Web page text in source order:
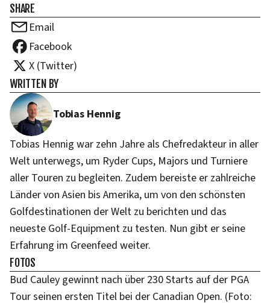
SHARE
Email
Facebook
X (Twitter)
WRITTEN BY
Tobias Hennig
Tobias Hennig war zehn Jahre als Chefredakteur in aller
Welt unterwegs, um Ryder Cups, Majors und Turniere
aller Touren zu begleiten. Zudem bereiste er zahlreiche
Länder von Asien bis Amerika, um von den schönsten
Golfdestinationen der Welt zu berichten und das
neueste Golf-Equipment zu testen. Nun gibt er seine
Erfahrung im Greenfeed weiter.
FOTOS
Bud Cauley gewinnt nach über 230 Starts auf der PGA
Tour seinen ersten Titel bei der Canadian Open. (Foto: